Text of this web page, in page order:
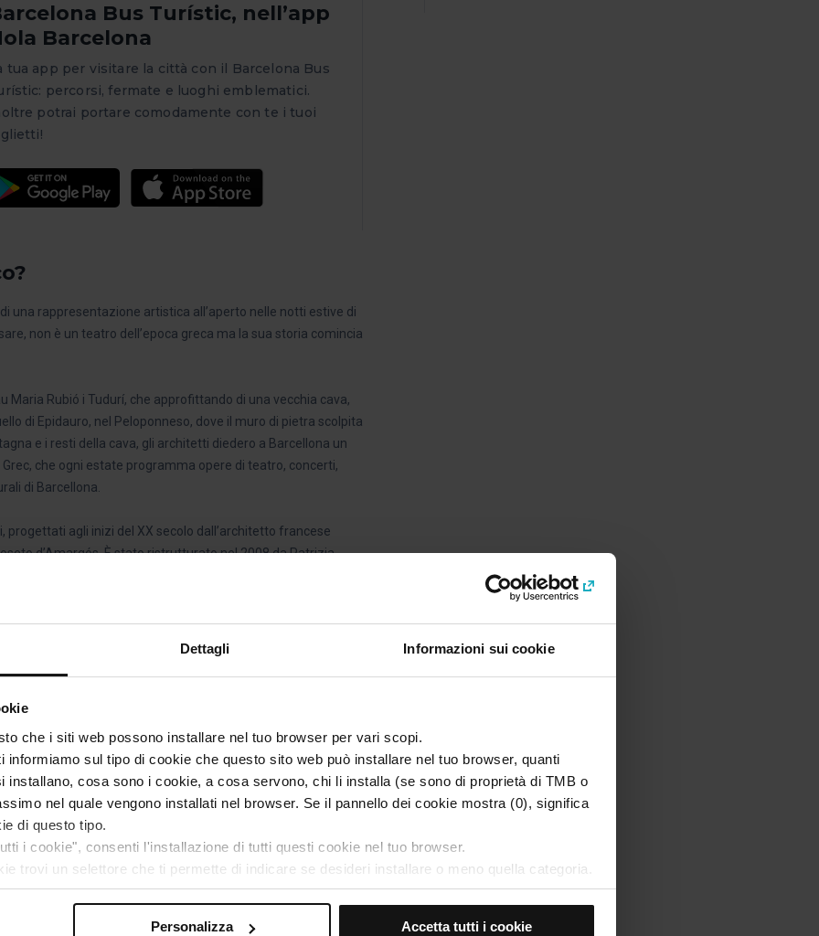
Dettagli Informazioni sui cookie
che i siti web possono installare nel tuo browser per vari scopi.
informiamo sul tipo di cookie che questo sito web può installare nel tuo browser, quanti
installano, cosa sono i cookie, a cosa servono, chi li installa (se sono di proprietà di TMB o
nel quale vengono installati nel browser. Se il pannello dei cookie mostra (0), significa
di questo tipo.
i cookie", consenti l'installazione di tutti questi cookie nel tuo browser.
trovi un selettore che ti permette di indicare se desideri installare o meno quella categoria.
preferenze, clicca su “Seleziona e configura”. In questo modo, verranno installati
Personalizza Accetta tutti i cookie
Bus Turístic, nell’app
Barcelona
tua app per visitare la città con il Barcelona Bus
percorsi, fermate e luoghi emblematici.
potrai portare comodamente con te i tuoi
una rappresentazione artistica all’aperto nelle notti estive di
non è un teatro dell’epoca greca ma la sua storia comincia
Maria Rubió i Tudurí, che approfittando di una vecchia cava,
di Epidauro, nel Peloponneso, dove il muro di pietra scolpita
e i resti della cava, gli architetti diedero a Barcellona un
che ogni estate programma opere di teatro, concerti,
di Barcellona.
agli inizi del XX secolo dall’architetto francese
d’Amargós. È stato ristrutturato nel 2008 da Patrizia
dalla geometria dei parterre, le pergole, i laghetti e i
alla fermata
che l’architetto francese Jean-Claude Forestier
per un teatro greco”, disse quando vide il luogo. Anni
d’estate, consultate il programma del Festival Grec!